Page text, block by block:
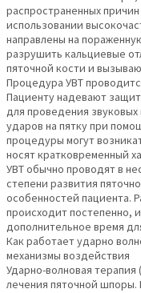
распространенных
использовании
направлены на
разрушить кальциевые
пяточной кости и
Процедура УВТ
Пациенту надевают
для проведения звуковых
ударов на пятку при
процедуры могут
носят кратковременный
УВТ обычно проводят в
степени развития
особенностей пациента.
происходит постепенно,
дополнительное время
Как работает ударно
механизмы воздействия
Ударно-волновая
лечения пяточной шпоры.